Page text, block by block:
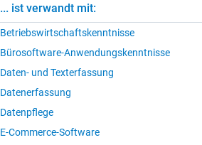
... ist verwandt mit:
Betriebswirtschaftskenntnisse
Bürosoftware-Anwendungskenntnisse
Daten- und Texterfassung
Datenerfassung
Datenpflege
E-Commerce-Software